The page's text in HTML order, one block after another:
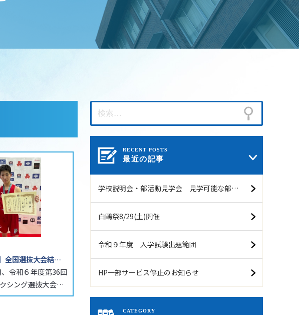
【ボクシング部】全国選抜大会結果報告
令和６年度第36回
シング選抜大会兼J
ンピックカッ […]
最近の記事
学校説明会・部活動見学会 見学可能な部活動（予定）8/7現在
白鷗祭8/29(土)開催
令和９年度 入学試験出題範囲
HP一部サービス停止のお知らせ